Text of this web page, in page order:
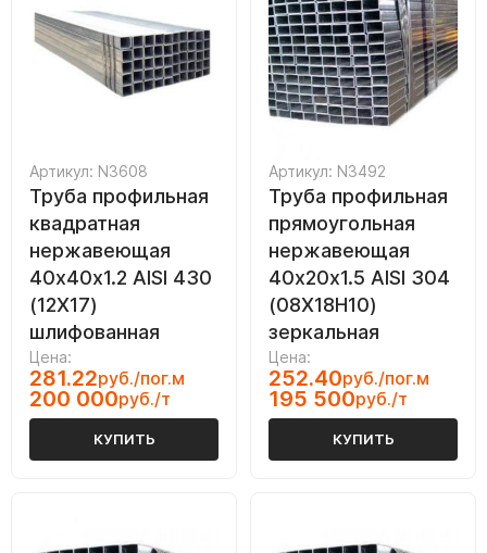
Артикул: N3608
Труба профильная
квадратная
нержавеющая
40х40х1.2 AISI 430
(12Х17)
шлифованная
Цена:
281.22руб./пог.м
200 000руб./т
КУПИТЬ
Артикул: N3492
Труба профильная
прямоугольная
нержавеющая
40х20х1.5 AISI 304
(08Х18Н10)
зеркальная
Цена:
252.40руб./пог.м
195 500руб./т
КУПИТЬ